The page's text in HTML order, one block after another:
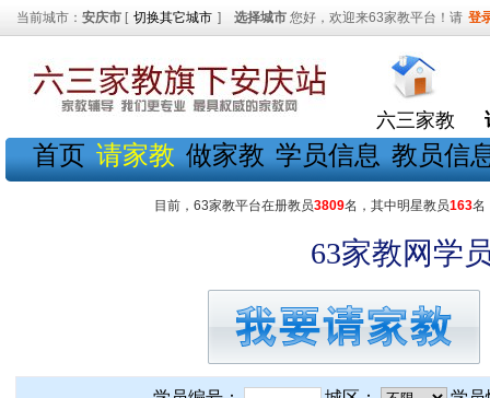
当前城市： 安庆市 [ 切换其它城市 ] 选择城市 您好，欢迎来63家教平台！请 登
六三家教
首页 请家教 做家教 学员信息 教员信
目前，63家教平台在册教员3809名，其中明星教员163名
63家教网学